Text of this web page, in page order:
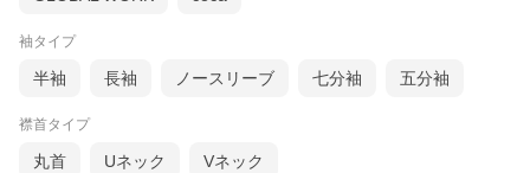
袖タイプ
半袖 長袖 ノースリーブ 七分袖 五分袖
襟首タイプ
丸首 Uネック Vネック